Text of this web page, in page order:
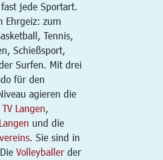
jede Sportart.
Ehrgeiz: zum
Tennis,
Schießsport,
Surfen. Mit drei
für den
agieren die
Langen,
und die
. Sie sind in
Volleyballerder